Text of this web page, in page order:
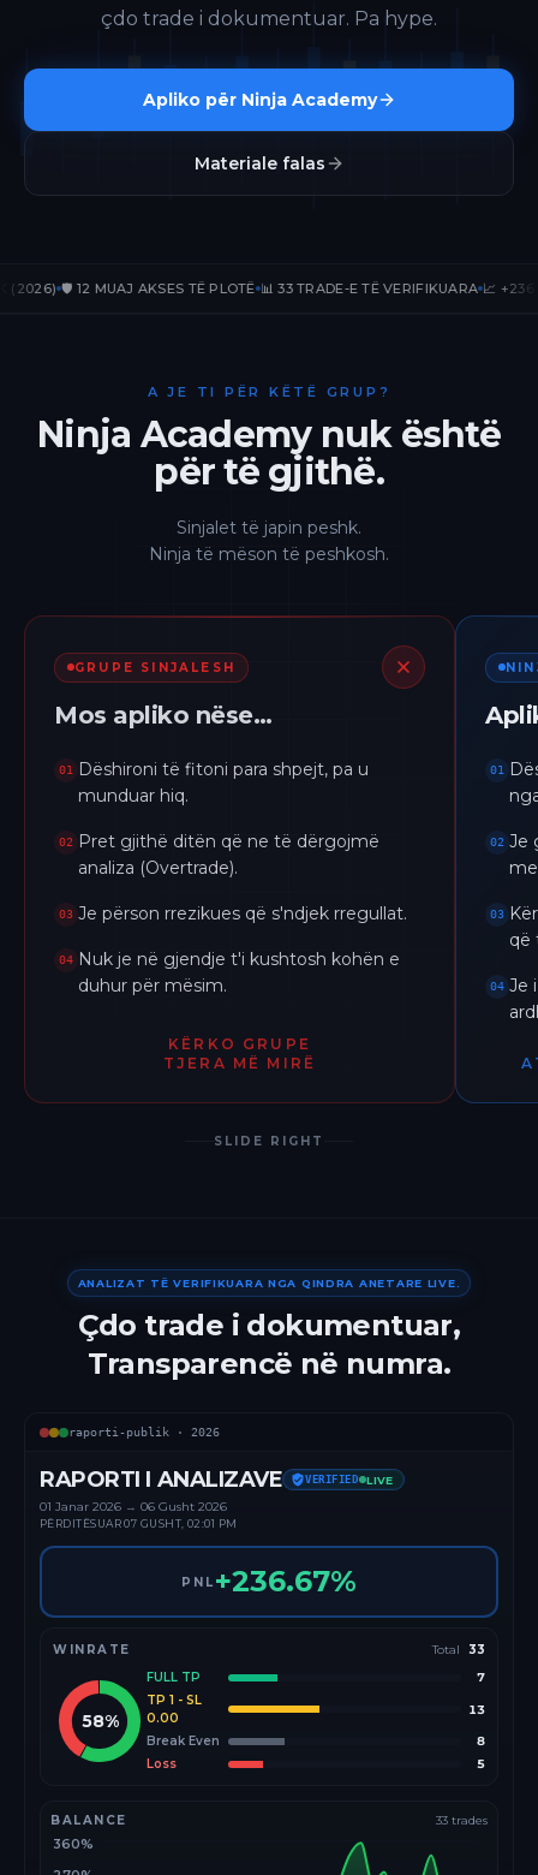
çdo trade i dokumentuar. Pa hype.
Apliko për Ninja Academy
Materiale falas
🛡️ 12 MUAJ AKSES TË PLOTË 📊 33 TRADE-E TË VERIFIKUARA 📈 +236.67%
A JE TI PËR KËTË GRUP?
Ninja Academy nuk është
për të gjithë.
Sinjalet të japin peshk.
Ninja të mëson të peshkosh.
GRUPE SINJALESH
Mos apliko nëse…
01
Dëshironi të fitoni para shpejt, pa u
munduar hiq.
02
Pret gjithë ditën që ne të dërgojmë
analiza (Overtrade).
03 Je përson rrezikues që s'ndjek rregullat.
04 Nuk je në gjendje t'i kushtosh kohën e
duhur për mësim.
KËRKO GRUPE
TJERA MË MIRË
01
02 Je
03
që
04 Je
SLIDE RIGHT
ANALIZAT TË VERIFIKUARA NGA QINDRA ANETARE LIVE.
Çdo trade i dokumentuar,
Transparencë në numra.
raporti-publik · 2026
RAPORTI I ANALIZAVE VERIFIED LIVE
01 Janar 2026 → 06 Gusht 2026
PËRDITËSUAR07 GUSHT, 02:01 PM
PNL +236.67%
WINRATE Total 33
58%
FULL TP
7
TP 1 - SL
0.00
13
Break Even
8
Loss
5
BALANCE 33 trades
360%